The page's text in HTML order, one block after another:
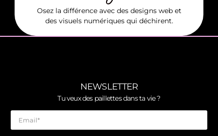
Osez la différence avec des designs web et
des visuels numériques qui déchirent.
NEWSLETTER
Tu veux des paillettes dans ta vie ?